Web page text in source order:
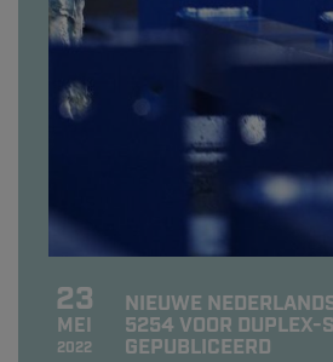
23
MEI
2022
NIEUWE
5254 VOOR DUPLEX-
GEPUBLICEERD